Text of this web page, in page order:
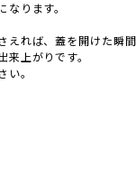
ります。
えれば、蓋を開けた瞬
上がりです。
。